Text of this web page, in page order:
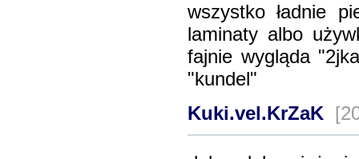
wszystko ładnie
laminaty albo
fajnie wygląda
"kundel"
Kuki.vel.KrZaK